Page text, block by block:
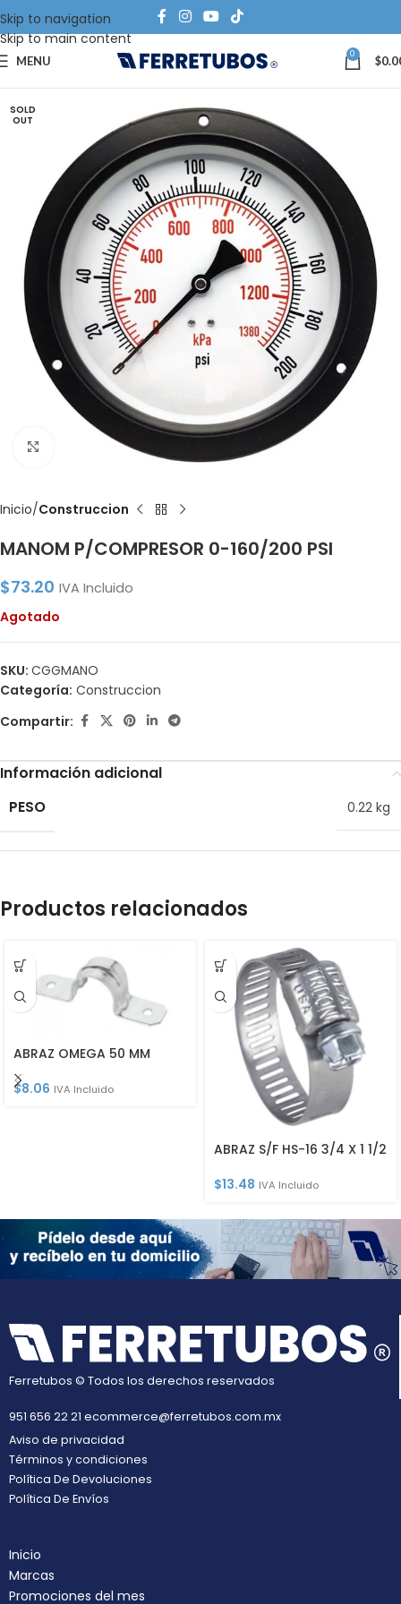
Skip to navigation
Skip to main content
MENU 0 $
SOLD
OUT
Click to enlarge
Inicio Construccion
MANOM P/COMPRESOR 0-160/200 PSI
$73.20 IVA Incluido
Agotado
SKU: CGGMANO
Categoría: Construccion
Compartir:
Información adicional
PESO
0.22 kg
Productos relacionados
ABRAZ OMEGA 50 MM
$8.06 IVA Incluido
ABRAZ S/F HS-16 3/4 X 1 1/2
$13.48 IVA Incluido
Ferretubos © Todos los derechos reservados
951 656 22 21 ecommerce@ferretubos.com.mx
Aviso de privacidad
Términos y condiciones
Política De Devoluciones
Política De Envíos
Inicio
Marcas
Promociones del mes